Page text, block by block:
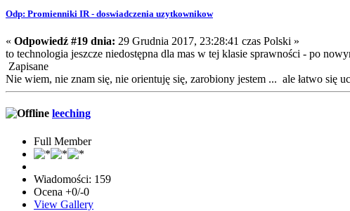
Odp: Promienniki IR - doswiadczenia uzytkownikow
« Odpowiedź #19 dnia: 29 Grudnia 2017, 23:28:41 czas Polski »
to technologia jeszcze niedostępna dla mas w tej klasie sprawności - po
Zapisane
Nie wiem, nie znam się, nie orientuję się, zarobiony jestem ... ale łatwo się
leeching
Full Member
Wiadomości: 159
Ocena +0/-0
View Gallery